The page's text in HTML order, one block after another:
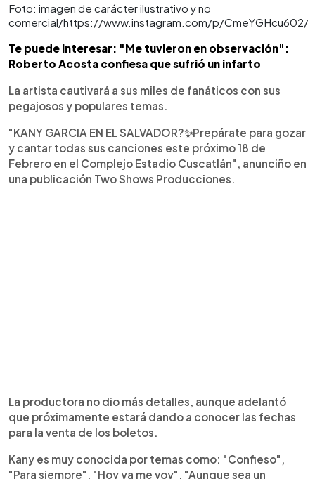
Foto: imagen de carácter ilustrativo y no
comercial/https://www.instagram.com/p/CmeYGHcu602/
Te puede interesar: "Me tuvieron en observación":
Roberto Acosta confiesa que sufrió un infarto
La artista cautivará a sus miles de fanáticos con sus
pegajosos y populares temas.
"KANY GARCIA EN EL SALVADOR?✨Prepárate para gozar
y cantar todas sus canciones este próximo 18 de
Febrero en el Complejo Estadio Cuscatlán", anunciño en
una publicación Two Shows Producciones.
La productora no dio más detalles, aunque adelantó
que próximamente estará dando a conocer las fechas
para la venta de los boletos.
Kany es muy conocida por temas como: "Confieso",
"Para siempre", "Hoy ya me voy", "Aunque sea un